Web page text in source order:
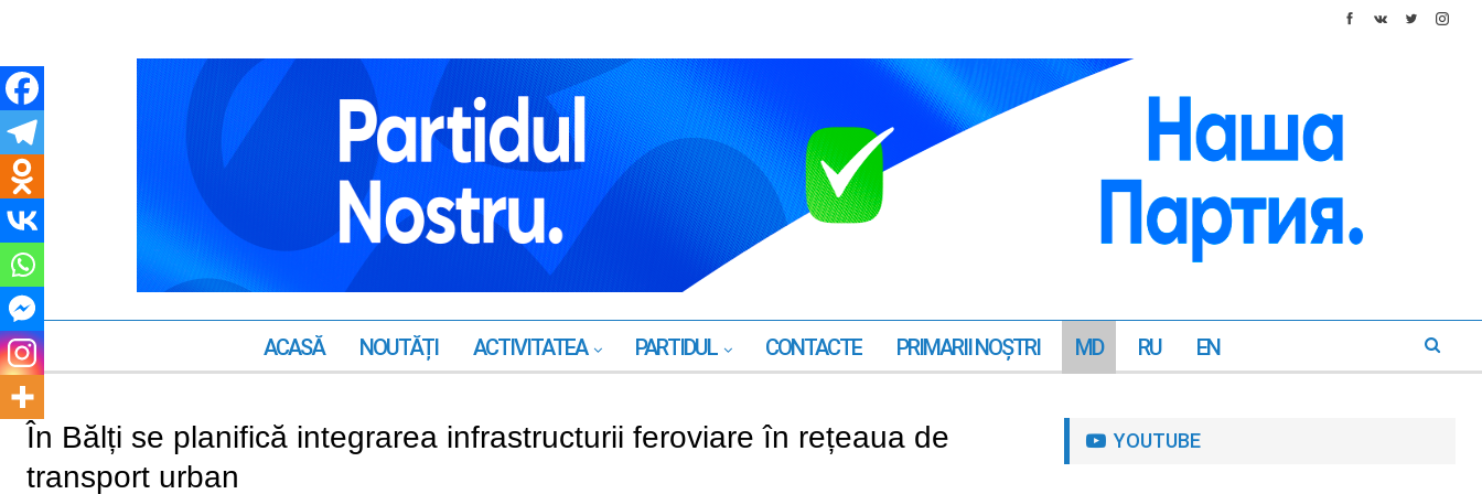
ACASĂ NOUTĂȚI ACTIVITATEA PARTIDUL CONTACTE PRIMARII NOŞTRI MD RU EN
În Bălți se planifică integrarea infrastructurii feroviare în rețeaua de
transport urban
YOUTUBE